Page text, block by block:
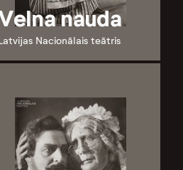
nauda
Nacionālais teātris